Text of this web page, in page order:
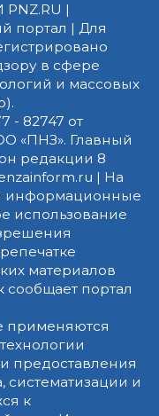
|
портал | Для
в сфере
и массовых
- 82747 от
«ПНЗ». Главный
редакции 8
| На
информационные
использование
материалов
сообщает портал
применяются
предоставления
и
к